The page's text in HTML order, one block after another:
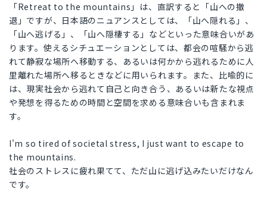
「Retreat to the mountains」は、直訳すると「山への撤
退」ですが、日本語のニュアンスとしては、「山へ隠れる」、
「山へ逃げる」、「山へ隠棲する」などといった意味合いがあ
ります。使えるシチュエーションとしては、都会の喧騒から逃
れて静寂な場所へ移動する、あるいは何かから逃れるために人
里離れた場所へ移るときなどに用いられます。また、比喩的に
は、現実社会から逃れて自己と向き合う、あるいは新たな視点
や発想を得るための時間と空間を求める意味合いも含まれま
す。
I'm so tired of societal stress, I just want to escape to
the mountains.
社会のストレスに疲れ果てて、ただ山に逃げ込みたいだけなん
です。